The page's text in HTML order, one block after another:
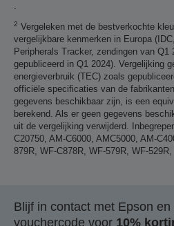
.
2 Vergeleken met de bestverkochte
vergelijkbare kenmerken in Europa
Peripherals Tracker, zendingen van Q1
gepubliceerd in Q1 2024). Vergelijking
energieverbruik (TEC) zoals
officiële specificaties van de
gegevens beschikbaar zijn, is een
berekend. Als er geen gegevens
uit de vergelijking verwijderd.
C20750, AM-C6000, AMC5000, AM-
879R, WF-C878R, WF-579R, WF-
Blijf in contact met Epson
vouchercode voor 10%